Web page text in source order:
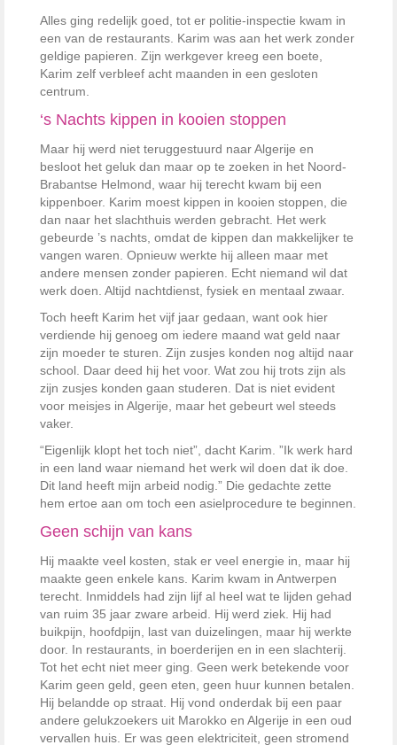
Alles ging redelijk goed, tot er politie-inspectie kwam in
een van de restaurants. Karim was aan het werk zonder
geldige papieren. Zijn werkgever kreeg een boete,
Karim zelf verbleef acht maanden in een gesloten
centrum.
‘s Nachts kippen in kooien stoppen
Maar hij werd niet teruggestuurd naar Algerije en
besloot het geluk dan maar op te zoeken in het Noord-
Brabantse Helmond, waar hij terecht kwam bij een
kippenboer. Karim moest kippen in kooien stoppen, die
dan naar het slachthuis werden gebracht. Het werk
gebeurde ’s nachts, omdat de kippen dan makkelijker te
vangen waren. Opnieuw werkte hij alleen maar met
andere mensen zonder papieren. Echt niemand wil dat
werk doen. Altijd nachtdienst, fysiek en mentaal zwaar.
Toch heeft Karim het vijf jaar gedaan, want ook hier
verdiende hij genoeg om iedere maand wat geld naar
zijn moeder te sturen. Zijn zusjes konden nog altijd naar
school. Daar deed hij het voor. Wat zou hij trots zijn als
zijn zusjes konden gaan studeren. Dat is niet evident
voor meisjes in Algerije, maar het gebeurt wel steeds
vaker.
“Eigenlijk klopt het toch niet”, dacht Karim. ”Ik werk hard
in een land waar niemand het werk wil doen dat ik doe.
Dit land heeft mijn arbeid nodig.” Die gedachte zette
hem ertoe aan om toch een asielprocedure te beginnen.
Geen schijn van kans
Hij maakte veel kosten, stak er veel energie in, maar hij
maakte geen enkele kans. Karim kwam in Antwerpen
terecht. Inmiddels had zijn lijf al heel wat te lijden gehad
van ruim 35 jaar zware arbeid. Hij werd ziek. Hij had
buikpijn, hoofdpijn, last van duizelingen, maar hij werkte
door. In restaurants, in boerderijen en in een slachterij.
Tot het echt niet meer ging. Geen werk betekende voor
Karim geen geld, geen eten, geen huur kunnen betalen.
Hij belandde op straat. Hij vond onderdak bij een paar
andere gelukzoekers uit Marokko en Algerije in een oud
vervallen huis. Er was geen elektriciteit, geen stromend